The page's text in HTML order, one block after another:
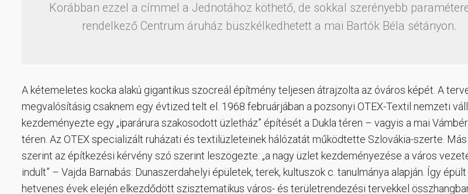
Korábban ezzel a címmel a Jednotához köthető, de sokkal szerényebb
rendelkező Centrum áruház büszkélkedhetett a mai Bartók Béla sétányon.
A kétemeletes kocka alakú gigantikus szocreál építmény teljesen átrajzolta az óváros képét. A
megvalósításig csaknem egy évtized telt el. 1968 februárjában a pozsonyi OTEX-Textil nemzeti
kezdeményezte egy „iparárura szakosodott üzletház” építését a Dukla téren – vagyis a mai
téren. Az OTEX specializált ruházati és textilüzleteinek hálózatát működtette Szlovákia-szerte.
szerint az építkezési kérvény szó szerint leszögezte: „a nagy üzlet kezdeményezése a város
indult” – Vajda Barnabás: Dunaszerdahelyi épületek, terek, kultuszok c. tanulmánya alapján. Így
hetvenes évek elején elkezdődött szisztematikus város- és területrendezési tervekkel